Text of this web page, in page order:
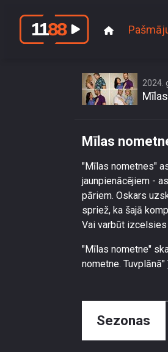
2024.
Mīlas
"Mīlas nometnes"
jaunpienācējiem -
pāriem. Oskars
spriež, ka šajā
Vai varbūt izcelsies
"Mīlas nometne"
nometne. Tuvplānā"
Sezonas